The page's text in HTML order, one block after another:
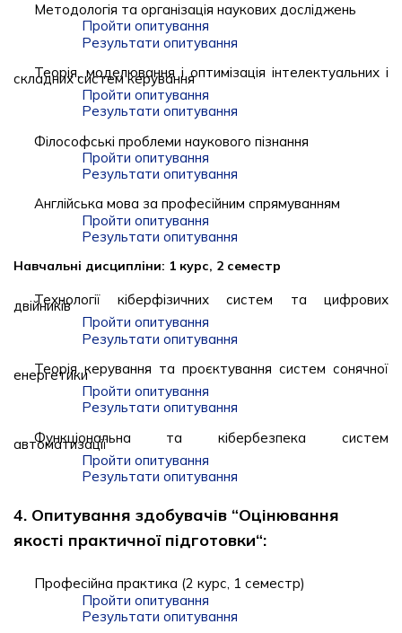
Методологія та організація наукових досліджень
Пройти опитування
Результати опитування
Теорія, моделювання і оптимізація інтелектуальних і
складних систем керування
Пройти опитування
Результати опитування
Філософські проблеми наукового пізнання
Пройти опитування
Результати опитування
Англійська мова за професійним спрямуванням
Пройти опитування
Результати опитування
Навчальні дисципліни: 1 курс, 2 семестр
Технології кіберфізичних систем та цифрових
двійників
Пройти опитування
Результати опитування
Теорія керування та проєктування систем сонячної
енергетики
Пройти опитування
Результати опитування
Функціональна та кібербезпека систем
автоматизації
Пройти опитування
Результати опитування
4. Опитування здобувачів “Оцінювання
якості практичної підготовки“:
Професійна практика (2 курс, 1 семестр)
Пройти опитування
Результати опитування